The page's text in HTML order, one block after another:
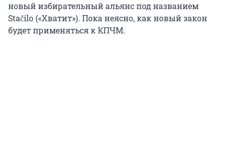
новый избирательный альянс под названием
Stačilo («Хватит»). Пока неясно, как новый закон
будет применяться к КПЧМ.